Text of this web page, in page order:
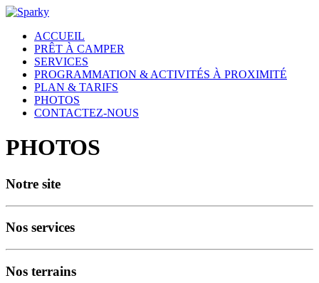
ACCUEIL
PRÊT À CAMPER
SERVICES
PROGRAMMATION & ACTIVITÉS À PROXIMITÉ
PLAN & TARIFS
PHOTOS
CONTACTEZ-NOUS
PHOTOS
Notre site
Nos services
Nos terrains